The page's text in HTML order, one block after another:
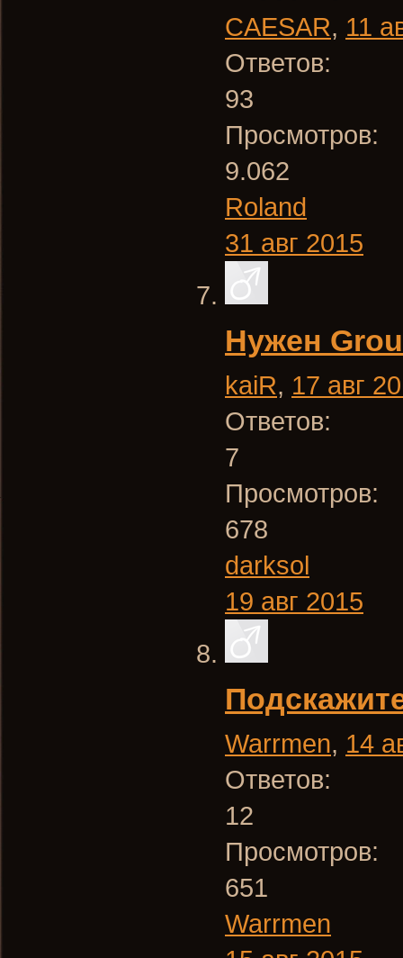
CAESAR, 11
Ответов:
93
Просмотров:
9.062
Roland
31 авг 2015
Нужен
kaiR, 17 авг
Ответов:
7
Просмотров:
678
darksol
19 авг 2015
Warrmen, 14
Ответов:
12
Просмотров:
651
Warrmen